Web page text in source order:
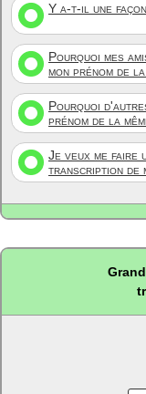
Y a-t-il une
Pourquoi mes
mon prénom de
Pourquoi
prénom de la
Je veux me faire
transcription de